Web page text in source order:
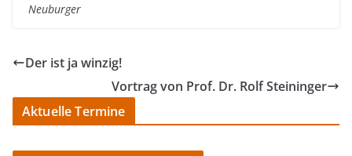
Neuburger
Der ist ja winzig!
Vortrag von Prof. Dr. Rolf Steininger
Aktuelle Termine